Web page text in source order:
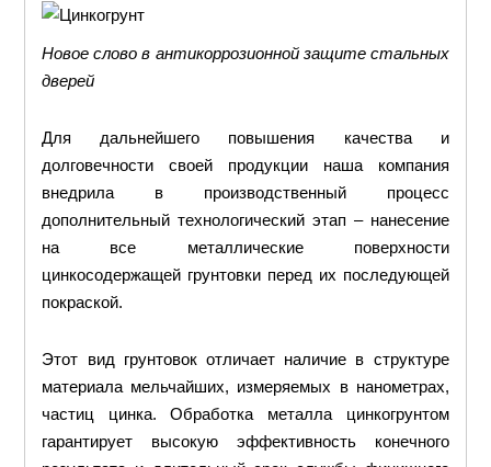
Новое слово в антикоррозионной защите стальных
дверей
Для дальнейшего повышения качества и
долговечности своей продукции наша компания
внедрила в производственный процесс
дополнительный технологический этап – нанесение
на все металлические поверхности
цинкосодержащей грунтовки перед их последующей
покраской.
Этот вид грунтовок отличает наличие в структуре
материала мельчайших, измеряемых в нанометрах,
частиц цинка. Обработка металла цинкогрунтом
гарантирует высокую эффективность конечного